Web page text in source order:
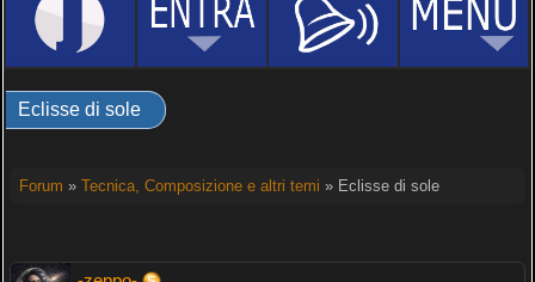
Eclisse di sole
Forum » Tecnica, Composizione e altri temi » Eclisse di sole